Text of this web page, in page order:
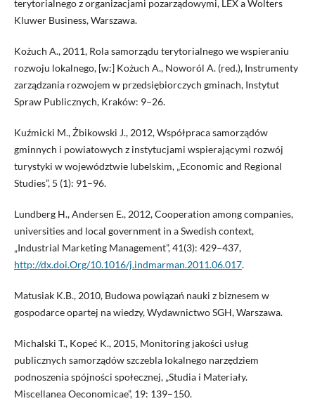
terytorialnego z organizacjami pozarządowymi, LEX a Wolters
Kluwer Business, Warszawa.
Kożuch A., 2011, Rola samorządu terytorialnego we wspieraniu
rozwoju lokalnego, [w:] Kożuch A., Noworól A. (red.), Instrumenty
zarządzania rozwojem w przedsiębiorczych gminach, Instytut
Spraw Publicznych, Kraków: 9–26.
Kuźmicki M., Żbikowski J., 2012, Współpraca samorządów
gminnych i powiatowych z instytucjami wspierającymi rozwój
turystyki w województwie lubelskim, „Economic and Regional
Studies”, 5 (1): 91–96.
Lundberg H., Andersen E., 2012, Cooperation among companies,
universities and local government in a Swedish context,
„Industrial Marketing Management”, 41(3): 429–437,
http://dx.doi.Org/10.1016/j.indmarman.2011.06.017.
Matusiak K.B., 2010, Budowa powiązań nauki z biznesem w
gospodarce opartej na wiedzy, Wydawnictwo SGH, Warszawa.
Michalski T., Kopeć K., 2015, Monitoring jakości usług
publicznych samorządów szczebla lokalnego narzędziem
podnoszenia spójności społecznej, „Studia i Materiały.
Miscellanea Oeconomicae”, 19: 139–150.